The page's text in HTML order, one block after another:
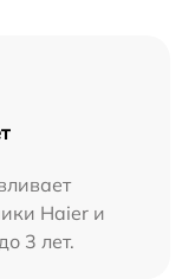
Haier и
3 лет.